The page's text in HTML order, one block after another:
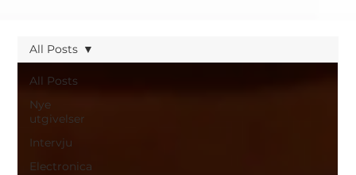
All Posts
Nye
utgivelser
Intervju
Electronica
All Posts